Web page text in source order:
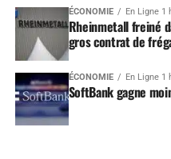
ÉCONOMIE En Ligne 1
Rheinmetall freiné
gros contrat de
ÉCONOMIE En Ligne 1
SoftBank gagne